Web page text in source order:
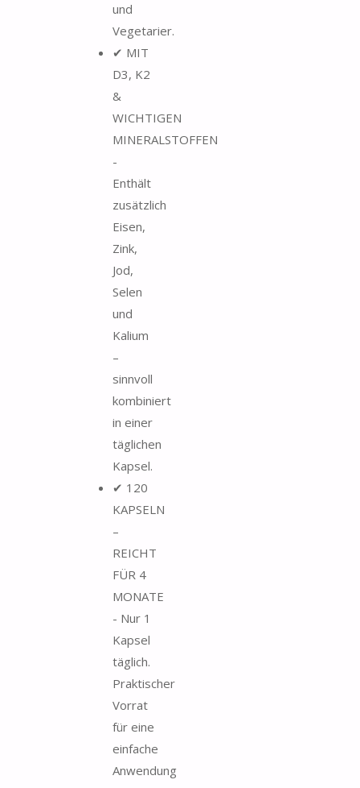
und
Vegetarier.
✔ MIT
D3, K2
&
WICHTIGEN
MINERALSTOFFEN
-
Enthält
zusätzlich
Eisen,
Zink,
Jod,
Selen
und
Kalium
–
sinnvoll
kombiniert
in einer
täglichen
Kapsel.
✔ 120
KAPSELN
–
REICHT
FÜR 4
MONATE
- Nur 1
Kapsel
täglich.
Praktischer
Vorrat
für eine
einfache
Anwendung